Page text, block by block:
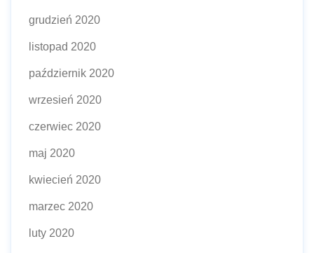
grudzień 2020
listopad 2020
październik 2020
wrzesień 2020
czerwiec 2020
maj 2020
kwiecień 2020
marzec 2020
luty 2020